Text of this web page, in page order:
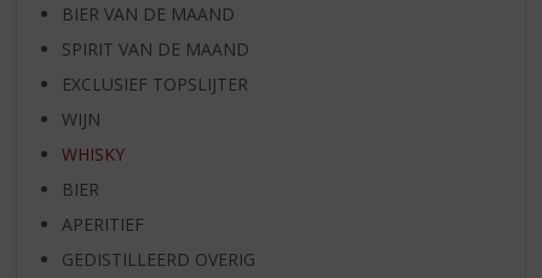
BIER VAN DE MAAND
SPIRIT VAN DE MAAND
EXCLUSIEF TOPSLIJTER
WIJN
WHISKY
BIER
APERITIEF
GEDISTILLEERD OVERIG